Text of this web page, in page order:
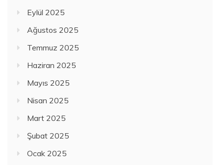
Eylül 2025
Ağustos 2025
Temmuz 2025
Haziran 2025
Mayıs 2025
Nisan 2025
Mart 2025
Şubat 2025
Ocak 2025